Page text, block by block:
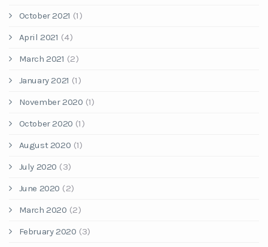
October 2021 (1)
April 2021 (4)
March 2021 (2)
January 2021 (1)
November 2020 (1)
October 2020 (1)
August 2020 (1)
July 2020 (3)
June 2020 (2)
March 2020 (2)
February 2020 (3)